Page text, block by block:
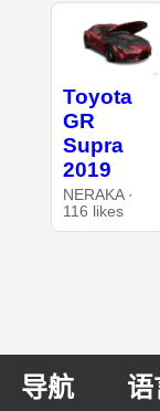
Toyota
GR
Supra
2019
NERAKA ·
116 likes
导航 语